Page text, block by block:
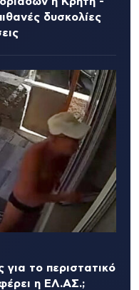
δυσκολίες
το περιστατικό
η ΕΛ.ΑΣ.;